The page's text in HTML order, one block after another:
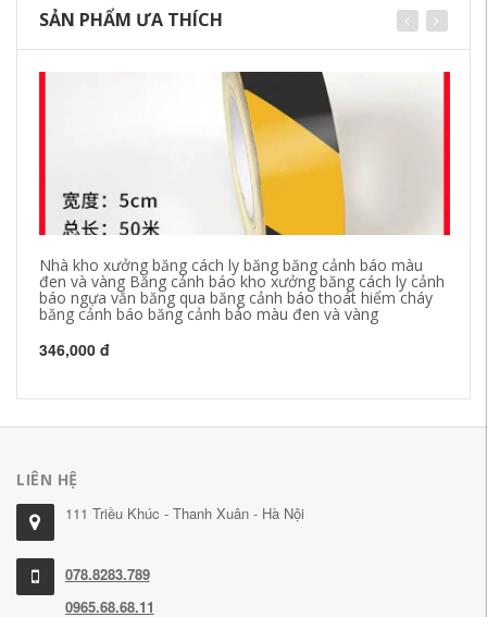
SẢN PHẨM ƯA THÍCH
Nhà kho xưởng băng cách ly băng băng cảnh báo màu
đen và vàng Băng cảnh báo kho xưởng băng cách ly cảnh
báo ngựa vằn băng qua băng cảnh báo thoát hiểm cháy
băng cảnh báo băng cảnh báo màu đen và vàng
346,000 đ
LIÊN HỆ
111 Triều Khúc - Thanh Xuân - Hà Nội
078.8283.789
0965.68.68.11